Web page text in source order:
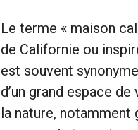
Le terme « maison
de Californie ou
est souvent
d’un grand espace
la nature,